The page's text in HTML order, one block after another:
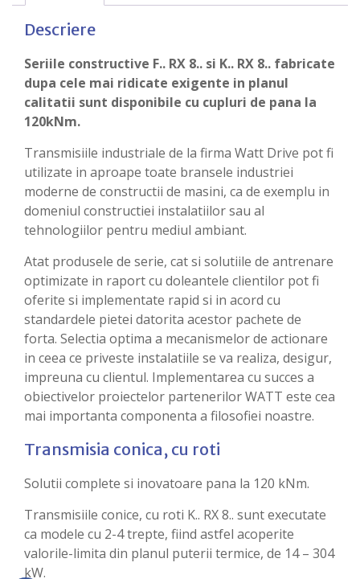
Descriere
Seriile constructive F.. RX 8.. si K.. RX 8.. fabricate
dupa cele mai ridicate exigente in planul
calitatii sunt disponibile cu cupluri de pana la
120kNm.
Transmisiile industriale de la firma Watt Drive pot fi
utilizate in aproape toate bransele industriei
moderne de constructii de masini, ca de exemplu in
domeniul constructiei instalatiilor sau al
tehnologiilor pentru mediul ambiant.
Atat produsele de serie, cat si solutiile de antrenare
optimizate in raport cu doleantele clientilor pot fi
oferite si implementate rapid si in acord cu
standardele pietei datorita acestor pachete de
forta. Selectia optima a mecanismelor de actionare
in ceea ce priveste instalatiile se va realiza, desigur,
impreuna cu clientul. Implementarea cu succes a
obiectivelor proiectelor partenerilor WATT este cea
mai importanta componenta a filosofiei noastre.
Transmisia conica, cu roti
Solutii complete si inovatoare pana la 120 kNm.
Transmisiile conice, cu roti K.. RX 8.. sunt executate
ca modele cu 2-4 trepte, fiind astfel acoperite
valorile-limita din planul puterii termice, de 14 – 304
kW.